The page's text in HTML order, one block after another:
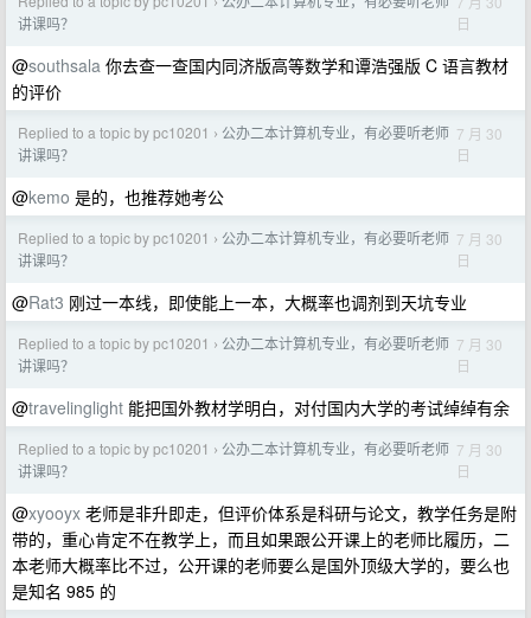
讲课吗？
日
@southsala 你去查一查国内同济版高等数学和谭浩强版 C 语言教材
的评价
Replied to a topic by pc10201 › 公办二本计算机专业，有必要听老师
讲课吗？
7 月 30
日
@kemo 是的，也推荐她考公
Replied to a topic by pc10201 › 公办二本计算机专业，有必要听老师
讲课吗？
7 月 30
日
@Rat3 刚过一本线，即使能上一本，大概率也调剂到天坑专业
Replied to a topic by pc10201 › 公办二本计算机专业，有必要听老师
讲课吗？
7 月 30
日
@travelinglight 能把国外教材学明白，对付国内大学的考试绰绰有余
Replied to a topic by pc10201 › 公办二本计算机专业，有必要听老师
讲课吗？
7 月 30
日
@xyooyx 老师是非升即走，但评价体系是科研与论文，教学任务是附
带的，重心肯定不在教学上，而且如果跟公开课上的老师比履历，二
本老师大概率比不过，公开课的老师要么是国外顶级大学的，要么也
是知名 985 的